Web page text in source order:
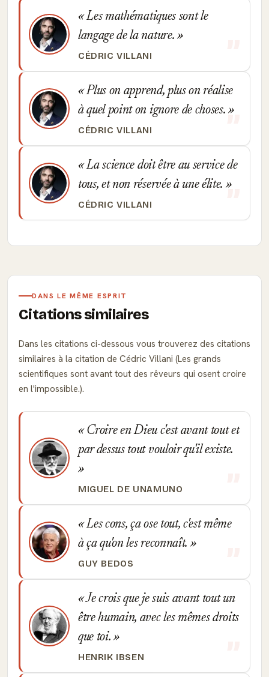
Les mathématiques sont le
langage de la nature.
CÉDRIC VILLANI
Plus on apprend, plus on réalise
à quel point on ignore de choses.
CÉDRIC VILLANI
La science doit être au service de
tous, et non réservée à une élite.
CÉDRIC VILLANI
DANS LE MÊME ESPRIT
Citations similaires
Dans les citations ci-dessous vous trouverez des citations
similaires à la citation de Cédric Villani (Les grands
scientifiques sont avant tout des rêveurs qui osent croire
en l'impossible.).
Croire en Dieu c'est avant tout et
par dessus tout vouloir qu'il existe.
MIGUEL DE UNAMUNO
Les cons, ça ose tout, c'est même
à ça qu'on les reconnaît.
GUY BEDOS
Je crois que je suis avant tout un
être humain, avec les mêmes droits
que toi.
HENRIK IBSEN